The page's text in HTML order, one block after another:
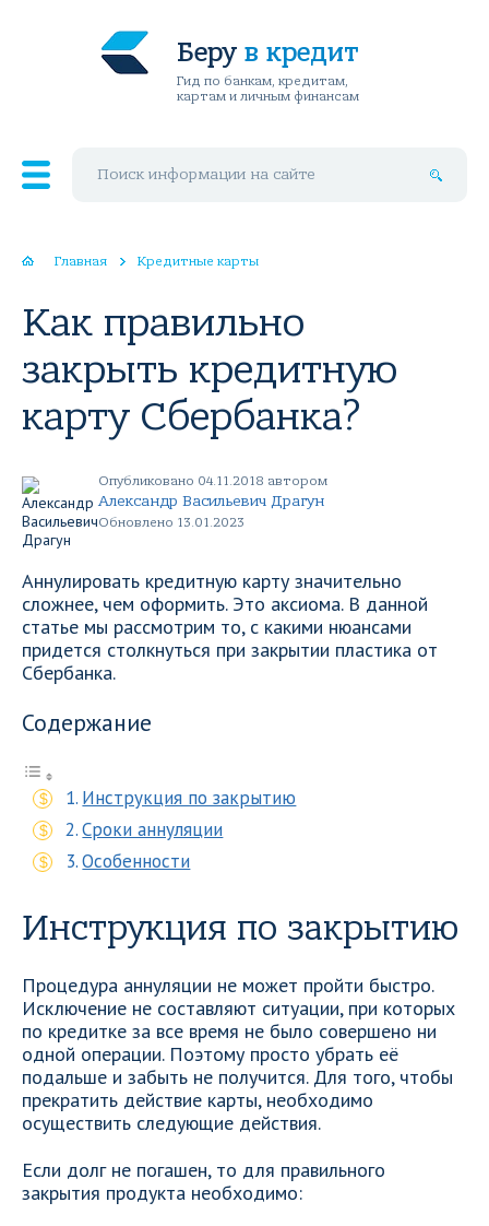
Беру в кредит
Гид по банкам, кредитам,
картам и личным финансам
Главная Кредитные карты
Как правильно
закрыть кредитную
карту Сбербанка?
Опубликовано 04.11.2018 автором
Александр Васильевич Драгун
Обновлено 13.01.2023
Аннулировать кредитную карту значительно
сложнее, чем оформить. Это аксиома. В данной
статье мы рассмотрим то, с какими нюансами
придется столкнуться при закрытии пластика от
Сбербанка.
Содержание
Инструкция по закрытию
Сроки аннуляции
Особенности
Инструкция по закрытию
Процедура аннуляции не может пройти быстро.
Исключение не составляют ситуации, при которых
по кредитке за все время не было совершено ни
одной операции. Поэтому просто убрать её
подальше и забыть не получится. Для того, чтобы
прекратить действие карты, необходимо
осуществить следующие действия.
Если долг не погашен, то для правильного
закрытия продукта необходимо: